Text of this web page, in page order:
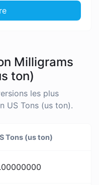
Milligrams
ton)
les plus
US Tons (us ton).
Tons (us ton)